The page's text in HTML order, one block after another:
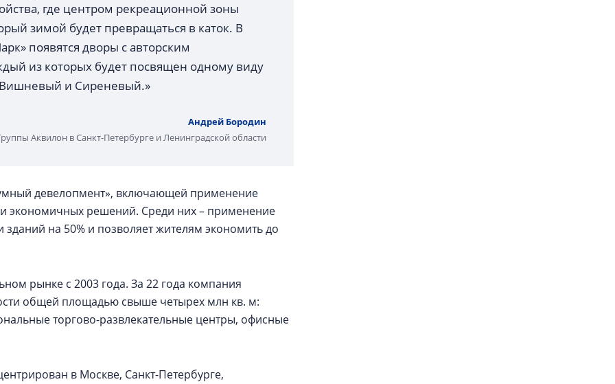
где центром рекреационной зоны
зимой будет превращаться в каток. В
появятся дворы с авторским
из которых будет посвящен одному виду
и Сиреневый.»
Андрей Бородин
Аквилон в Санкт-Петербурге и Ленинградской области
девелопмент», включающей применение
экономичных решений. Среди них – применение
на 50% и позволяет жителям экономить до
рынке с 2003 года. За 22 года компания
общей площадью свыше четырех млн кв. м:
торгово-развлекательные центры, офисные
в Москве, Санкт-Петербурге,